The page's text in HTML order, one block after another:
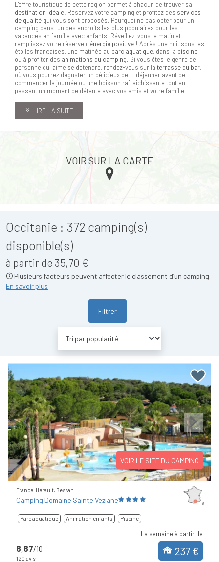
L'offre touristique de cette région permet à chacun de trouver sa
destination idéale . Réservez votre camping et profitez des services
de qualité qui vous sont proposés. Pourquoi ne pas opter pour un
camping dans l'un des endroits les plus populaires pour les
vacances en famille avec enfants. Réveillez-vous le matin et
remplissez votre réserve d'énergie positive ! Après une nuit sous les
étoiles françaises, une matinée au parc aquatique, dans la piscine
ou à profiter des animations du camping . Si vous êtes le genre de
personne qui aime se détendre, rendez-vous sur la terrasse du bar,
où vous pourrez déguster un délicieux petit-déjeuner avant de
commencer la journée ou une boisson rafraîchissante tout en
passant un moment de détente avec vos amis et votre famille.
LIRE LA SUITE
Occitanie : 372 camping(s)
disponible(s)
à partir de 35,70 €
Plusieurs facteurs peuvent affecter le classement d’un camping.
En savoir plus
Filtrer
Previous Next
VOIR LE SITE DU CAMPING
France, Hérault, Bessan
Camping Domaine Sainte Veziane
Parc aquatique Animation enfants Piscine
8,87/10
120 avis
La semaine à partir de
237 €
VOIR SUR LA CARTE